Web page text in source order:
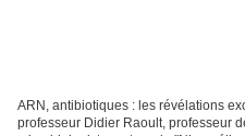
ARN, antibiotiques : les révélations
professeur Didier Raoult, professeur